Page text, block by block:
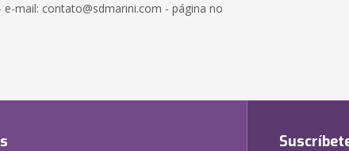
e-mail: contato@sdmarini.com - página no